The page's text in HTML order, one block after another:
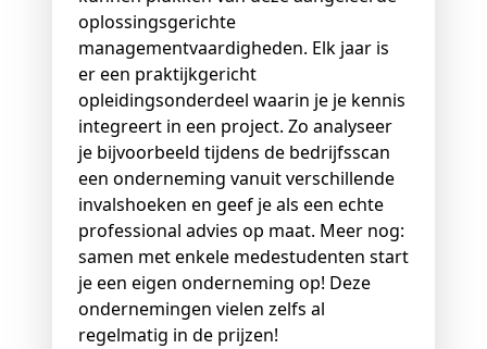
oplossingsgerichte
managementvaardigheden. Elk jaar is
er een praktijkgericht
opleidingsonderdeel waarin je je kennis
integreert in een project. Zo analyseer
je bijvoorbeeld tijdens de bedrijfsscan
een onderneming vanuit verschillende
invalshoeken en geef je als een echte
professional advies op maat. Meer nog:
samen met enkele medestudenten start
je een eigen onderneming op! Deze
ondernemingen vielen zelfs al
regelmatig in de prijzen!